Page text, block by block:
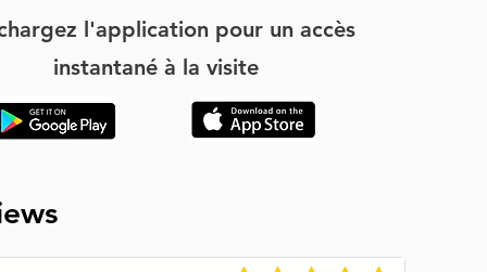
l'application pour un accès
instantané à la visite